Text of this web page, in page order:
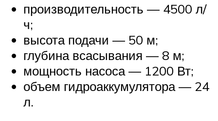
производительность — 4500 л/
ч;
высота подачи — 50 м;
глубина всасывания — 8 м;
мощность насоса — 1200 Вт;
объем гидроаккумулятора — 24
л.